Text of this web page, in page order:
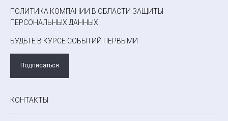
ПОЛИТИКА КОМПАНИИ В ОБЛАСТИ ЗАЩИТЫ
ПЕРСОНАЛЬНЫХ ДАННЫХ
БУДЬТЕ В КУРСЕ СОБЫТИЙ ПЕРВЫМИ
Подписаться
КОНТАКТЫ